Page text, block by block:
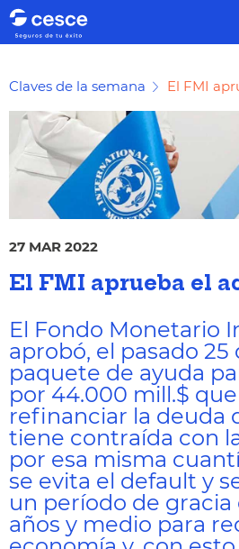
Claves de la semana El FMI
27 MAR 2022
El FMI aprueba el
El Fondo Monetario
aprobó, el pasado 25
paquete de ayuda
por 44.000 mill.$
refinanciar la deuda
tiene contraída con
por esa misma
se evita el default y
un período de
años y medio para